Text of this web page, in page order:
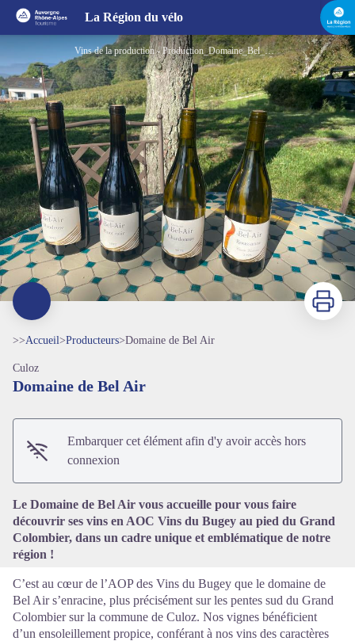
La Région du vélo
Vins de la production - Production_Domaine_Bel_Air_©N.Gay_Aintourisme
Voir l'image en plein écran
Imprimer
>>Accueil>Producteurs>Domaine de Bel Air
Culoz
Domaine de Bel Air
Embarquer cet élément afin d'y avoir accès hors
connexion
Le Domaine de Bel Air vous accueille pour vous faire
découvrir ses vins en AOC Vins du Bugey au pied du Grand
Colombier, dans un cadre unique et emblématique de notre
région !
C’est au cœur de l’AOP des Vins du Bugey que le domaine de
Bel Air s’enracine, plus précisément sur les pentes sud du Grand
Colombier sur la commune de Culoz. Nos vignes bénéficient
d’un ensoleillement propice, conférant à nos vins des caractères